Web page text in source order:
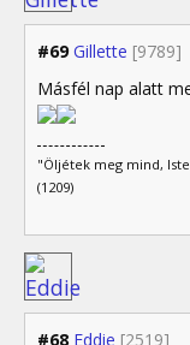
#69 Gillette [9789]
Másfél nap alatt
"Öljétek meg mind,
(1209)
#68 Eddie [2519]